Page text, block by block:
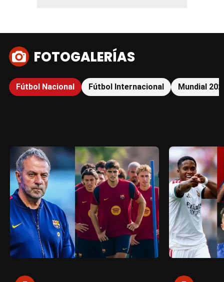
FOTOGALERÍAS
Fútbol Nacional Fútbol Internacional Mundial